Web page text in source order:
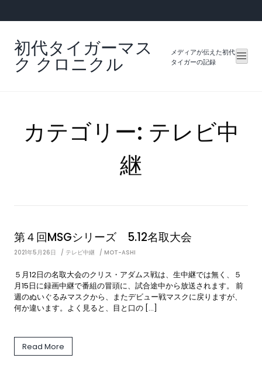
初代タイガーマス
ク クロニクル
メディアが伝えた初代
タイガーの記録
カテゴリー: テレビ中
継
第４回MSGシリーズ 5.12名取大会
2021年5月26日 テレビ中継 MOT-ASHI
５月12日の名取大会のクリス・アダムス戦は、生中継では無く、５
月15日に録画中継で番組の冒頭に、試合途中から放送されます。 前
週のぬいぐるみマスクから、またデビュー戦マスクに戻りますが、
何か違います。よく見ると、目と口の […]
Read More